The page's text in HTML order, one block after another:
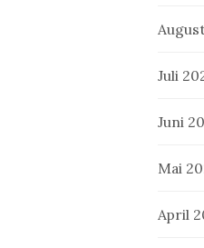
Juli
Juni
Mai
April